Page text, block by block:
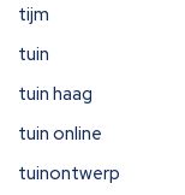
tijm
tuin
tuin haag
tuin online
tuinontwerp